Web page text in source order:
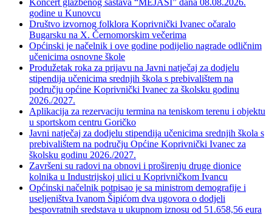
Koncert glazbenog sastava “MEJAŠI” dana 08.08.2026.
godine u Kunovcu
Društvo izvornog folklora Koprivnički Ivanec očaralo
Bugarsku na X. Černomorskim večerima
Općinski je načelnik i ove godine podijelio nagrade odličnim
učenicima osnovne škole
Produžetak roka za prijavu na Javni natječaj za dodjelu
stipendija učenicima srednjih škola s prebivalištem na
području općine Koprivnički Ivanec za školsku godinu
2026./2027.
Aplikacija za rezervaciju termina na teniskom terenu i objektu
u sportskom centru Goričko
Javni natječaj za dodjelu stipendija učenicima srednjih škola s
prebivalištem na području Općine Koprivnički Ivanec za
školsku godinu 2026./2027.
Završeni su radovi na obnovi i proširenju druge dionice
kolnika u Industrijskoj ulici u Koprivničkom Ivancu
Općinski načelnik potpisao je sa ministrom demografije i
useljeništva Ivanom Šipićom dva ugovora o dodjeli
bespovratnih sredstava u ukupnom iznosu od 51.658,56 eura